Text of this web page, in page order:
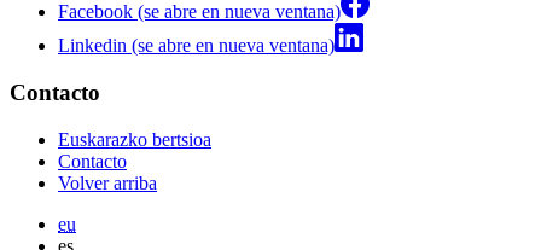
Facebook (se abre en nueva ventana)
Linkedin (se abre en nueva ventana)
Contacto
Euskarazko bertsioa
Contacto
Volver arriba
eu
es